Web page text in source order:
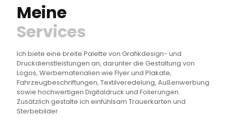
Meine
Services
Ich biete eine breite Palette von Grafikdesign- und
Druckdienstleistungen an, darunter die Gestaltung von
Logos, Werbematerialien wie Flyer und Plakate,
Fahrzeugbeschriftungen, Textilveredelung, Außenwerbung
sowie hochwertigen Digitaldruck und Folierungen.
Zusätzlich gestalte ich einfühlsam Trauerkarten und
Sterbebilder.